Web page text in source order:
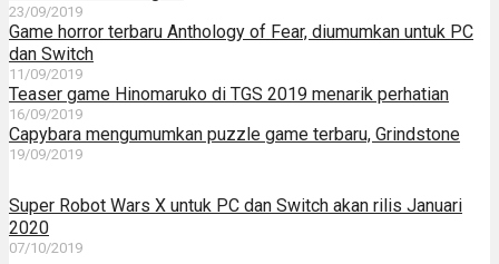
23/09/2019
Game horror terbaru Anthology of Fear, diumumkan untuk PC
dan Switch
11/09/2019
Teaser game Hinomaruko di TGS 2019 menarik perhatian
16/09/2019
Capybara mengumumkan puzzle game terbaru, Grindstone
19/09/2019
Super Robot Wars X untuk PC dan Switch akan rilis Januari
2020
07/10/2019